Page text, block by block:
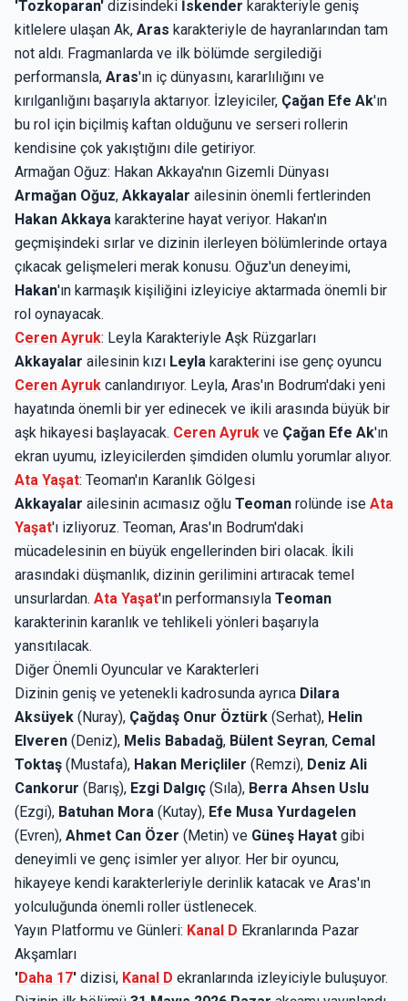
'Tozkoparan' dizisindeki İskender karakteriyle geniş
kitlelere ulaşan Ak, Aras karakteriyle de hayranlarından tam
not aldı. Fragmanlarda ve ilk bölümde sergilediği
performansla, Aras'ın iç dünyasını, kararlılığını ve
kırılganlığını başarıyla aktarıyor. İzleyiciler, Çağan Efe Ak'ın
bu rol için biçilmiş kaftan olduğunu ve serseri rollerin
kendisine çok yakıştığını dile getiriyor.
Armağan Oğuz: Hakan Akkaya'nın Gizemli Dünyası
Armağan Oğuz, Akkayalar ailesinin önemli fertlerinden
Hakan Akkaya karakterine hayat veriyor. Hakan'ın
geçmişindeki sırlar ve dizinin ilerleyen bölümlerinde ortaya
çıkacak gelişmeleri merak konusu. Oğuz'un deneyimi,
Hakan'ın karmaşık kişiliğini izleyiciye aktarmada önemli bir
rol oynayacak.
Ceren Ayruk: Leyla Karakteriyle Aşk Rüzgarları
Akkayalar ailesinin kızı Leyla karakterini ise genç oyuncu
Ceren Ayruk canlandırıyor. Leyla, Aras'ın Bodrum'daki yeni
hayatında önemli bir yer edinecek ve ikili arasında büyük bir
aşk hikayesi başlayacak. Ceren Ayruk ve Çağan Efe Ak'ın
ekran uyumu, izleyicilerden şimdiden olumlu yorumlar alıyor.
Ata Yaşat: Teoman'ın Karanlık Gölgesi
Akkayalar ailesinin acımasız oğlu Teoman rolünde ise Ata
Yaşat'ı izliyoruz. Teoman, Aras'ın Bodrum'daki
mücadelesinin en büyük engellerinden biri olacak. İkili
arasındaki düşmanlık, dizinin gerilimini artıracak temel
unsurlardan. Ata Yaşat'ın performansıyla Teoman
karakterinin karanlık ve tehlikeli yönleri başarıyla
yansıtılacak.
Diğer Önemli Oyuncular ve Karakterleri
Dizinin geniş ve yetenekli kadrosunda ayrıca Dilara
Aksüyek (Nuray), Çağdaş Onur Öztürk (Serhat), Helin
Elveren (Deniz), Melis Babadağ, Bülent Seyran, Cemal
Toktaş (Mustafa), Hakan Meriçliler (Remzi), Deniz Ali
Cankorur (Barış), Ezgi Dalgıç (Sıla), Berra Ahsen Uslu
(Ezgi), Batuhan Mora (Kutay), Efe Musa Yurdagelen
(Evren), Ahmet Can Özer (Metin) ve Güneş Hayat gibi
deneyimli ve genç isimler yer alıyor. Her bir oyuncu,
hikayeye kendi karakterleriyle derinlik katacak ve Aras'ın
yolculuğunda önemli roller üstlenecek.
Yayın Platformu ve Günleri: Kanal D Ekranlarında Pazar
Akşamları
'Daha 17' dizisi, Kanal D ekranlarında izleyiciyle buluşuyor.